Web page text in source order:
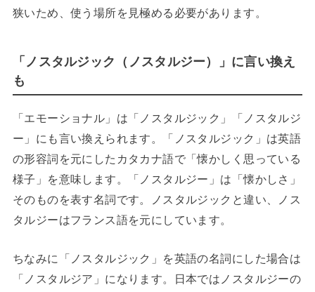
狭いため、使う場所を見極める必要があります。
「ノスタルジック（ノスタルジー）」に言い換え
も
「エモーショナル」は「ノスタルジック」「ノスタルジ
ー」にも言い換えられます。「ノスタルジック」は英語
の形容詞を元にしたカタカナ語で「懐かしく思っている
様子」を意味します。「ノスタルジー」は「懐かしさ」
そのものを表す名詞です。ノスタルジックと違い、ノス
タルジーはフランス語を元にしています。
ちなみに「ノスタルジック」を英語の名詞にした場合は
「ノスタルジア」になります。日本ではノスタルジーの